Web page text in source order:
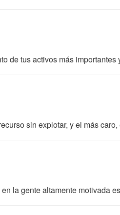
de tus activos más importantes
sin explotar, y el más caro,
la gente altamente motivada